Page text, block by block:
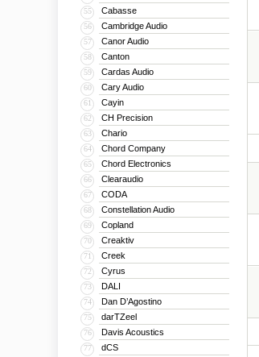
55 Cabasse
56 Cambridge Audio
57 Canor Audio
58 Canton
59 Cardas Audio
60 Cary Audio
61 Cayin
62 CH Precision
63 Chario
64 Chord Company
65 Chord Electronics
66 Clearaudio
67 CODA
68 Constellation Audio
69 Copland
70 Creaktiv
71 Creek
72 Cyrus
73 DALI
74 Dan D’Agostino
75 darTZeel
76 Davis Acoustics
77 dCS